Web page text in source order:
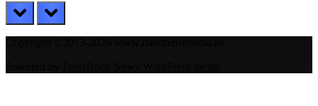
prev next